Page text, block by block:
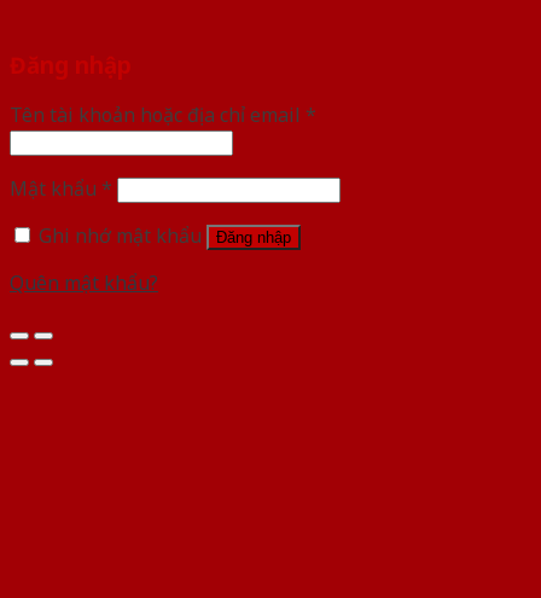
Đăng nhập
Tên tài khoản hoặc địa chỉ email *
Mật khẩu *
Ghi nhớ mật khẩu
Đăng nhập
Quên mật khẩu?